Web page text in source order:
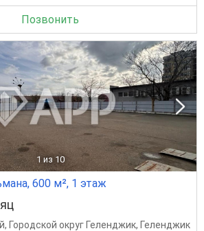
Позвонить
1 из 10
600 м², 1 этаж
, Городской округ Геленджик, Геленджик